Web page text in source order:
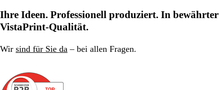
Ihre Ideen. Professionell produziert. In bewährter
VistaPrint-Qualität.
Wir sind für Sie da – bei allen Fragen.